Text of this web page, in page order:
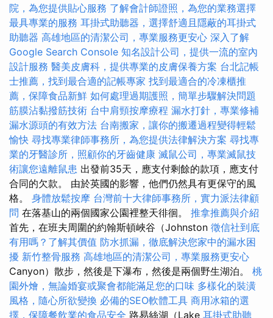
院，為您提供貼心服務 了解會計師證照，為您的業務選擇
最具專業的服務 耳掛式助聽器，選擇舒適且隱蔽的耳掛式
助聽器 高雄地區的清潔公司，專業服務更安心 深入了解
Google Search Console 知名設計公司，提供一流的室內
設計服務 醫美皮膚科，提供專業的皮膚保養方案 台北記帳
士推薦，找到最合適的記帳專家 找到最適合的冷凍櫃推
薦，保障食品新鮮 如何處理過期護照，簡單步驟解決問題
筋膜沾黏撥筋技術 台中肩頸按摩療程 漏水打針，專業修補
漏水源頭的有效方法 台南搬家，讓你的搬遷過程變得輕鬆
愉快 尋找專業律師事務所，為您提供法律解決方案 尋找專
業的牙醫診所，照顧你的牙齒健康 滅鼠公司，專業滅鼠技
術讓您遠離鼠患 出發前35天，應支付剩餘的款項，應支付
合同的欠款。 由於英國的影響，他們仍然具有更保守的風
格。 身體放鬆按摩 台灣前十大律師事務所，實力派法律顧
問 在落基山的兩個國家公園裡整天徘徊。 推拿推薦與介紹
首先，在班夫周圍的約翰斯頓峽谷（Johnston 徵信社到底
有用嗎？了解其價值 防水抓漏，徹底解決您家中的漏水困
擾 新竹整骨服務 高雄地區的清潔公司，專業服務更安心
Canyon）散步，然後是下瀑布，然後是兩個野生湖泊。 桃
園外燴，無論婚宴或聚會都能滿足您的口味 多樣化的裝潢
風格，隨心所欲變換 必備的SEO軟體工具 商用冰箱的選
擇，保障餐飲業的食品安全 路易絲湖（Lake 耳掛式助聽